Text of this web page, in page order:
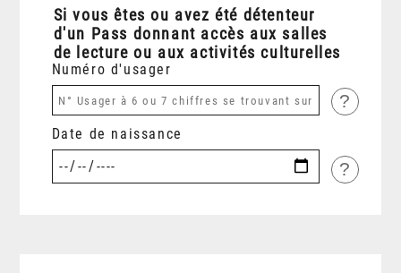
Si vous êtes ou avez été détenteur
d'un Pass donnant accès aux salles
de lecture ou aux activités culturelles
Numéro d'usager
?
Date de naissance
?